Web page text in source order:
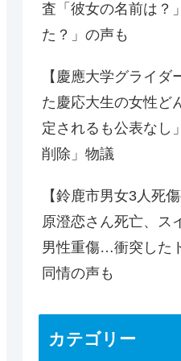
査「彼女の名前は？
た？」の声も
【慶應大学グライダ
た慶応大生の女性ど
定されるも公表なし
削除」物議
【鈴鹿市男女3人死
原澄恋さん死亡、ス
男性重傷…衝突した
同情の声も
カテゴリー